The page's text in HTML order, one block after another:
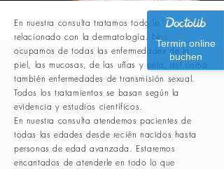
Termin online
buchen
En nuestra consulta tratamos todo lo
relacionado con la dermatología. Nos
ocupamos de todas las enfermedades de la
piel, las mucosas, de las uñas y pelo, así como
también enfermedades de transmisión sexual.
Todos los tratamientos se basan según la
evidencia y estudios científicos.
En nuestra consulta atendemos pacientes de
todas las edades desde recién nacidos hasta
personas de edad avanzada. Estaremos
encantados de atenderle en todo lo que